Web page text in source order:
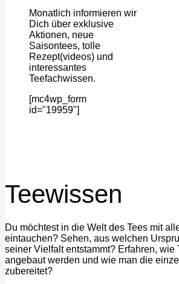
Monatlich informieren wir
Dich über exklusive
Aktionen, neue
Saisontees, tolle
Rezept(videos) und
interessantes
Teefachwissen.
[mc4wp_form
id="19959"]
Teewissen
Du möchtest in die Welt des Tees mit
eintauchen? Sehen, aus welchen
seiner Vielfalt entstammt? Erfahren, wie
angebaut werden und wie man die
zubereitet?